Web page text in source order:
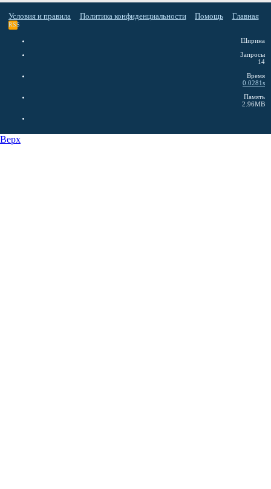
Условия и правила Политика конфиденциальности Помощь Главная
RSS
Ширина
Запросы
14
Время
0.0281s
Память
2.96MB
Верх